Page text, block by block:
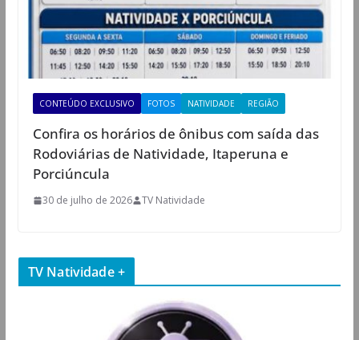
CONTEÚDO EXCLUSIVO FOTOS NATIVIDADE REGIÃO
Confira os horários de ônibus com saída das
Rodoviárias de Natividade, Itaperuna e
Porciúncula
30 de julho de 2026 TV Natividade
TV Natividade +